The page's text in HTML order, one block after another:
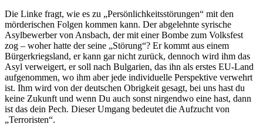
Die Linke fragt, wie es zu „Persönlichkeitsstörungen“ mit den
mörderischen Folgen kommen kann. Der abgelehnte syrische
Asylbewerber von Ansbach, der mit einer Bombe zum Volksfest
zog – woher hatte der seine „Störung“? Er kommt aus einem
Bürgerkriegsland, er kann gar nicht zurück, dennoch wird ihm das
Asyl verweigert, er soll nach Bulgarien, das ihn als erstes EU-Land
aufgenommen, wo ihm aber jede individuelle Perspektive verwehrt
ist. Ihm wird von der deutschen Obrigkeit gesagt, bei uns hast du
keine Zukunft und wenn Du auch sonst nirgendwo eine hast, dann
ist das dein Pech. Dieser Umgang bedeutet die Aufzucht von
„Terroristen“.